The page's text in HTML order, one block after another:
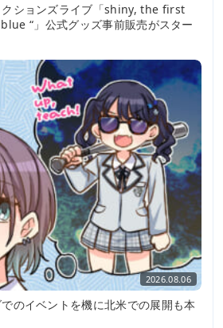
クションズライブ「shiny, the first
“」公式グッズ事前販売がスター
2026.08.06
でのイベントを機に北米での展開も本